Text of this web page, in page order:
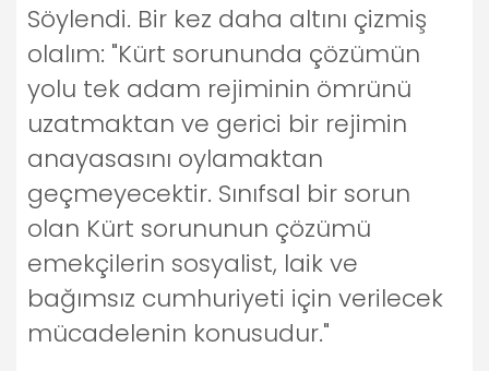
Söylendi. Bir kez daha altını çizmiş
olalım: "Kürt sorununda çözümün
yolu tek adam rejiminin ömrünü
uzatmaktan ve gerici bir rejimin
anayasasını oylamaktan
geçmeyecektir. Sınıfsal bir sorun
olan Kürt sorununun çözümü
emekçilerin sosyalist, laik ve
bağımsız cumhuriyeti için verilecek
mücadelenin konusudur."